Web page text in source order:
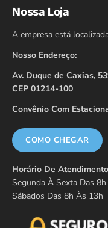
Nossa Loja
A empresa está
Nosso Endereço:
Av. Duque de Caxias,
CEP 01214-100
Convênio Com
COMO CHEGAR
Horário De
Segunda À Sexta Das
Sábados Das 8h Às 13h